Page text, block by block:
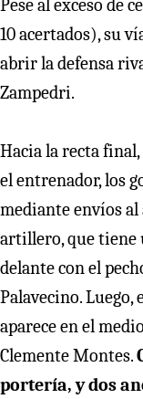
Pese al exceso de
10 acertados), su
abrir la defensa
Zampedri.
Hacia la recta
el entrenador, los
mediante envíos al
artillero, que tiene
delante con el
Palavecino. Luego,
aparece en el
Clemente Montes.
portería, y dos